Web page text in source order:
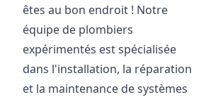
êtes au bon endroit ! Notre
équipe de plombiers
expérimentés est spécialisée
dans l'installation, la réparation
et la maintenance de systèmes